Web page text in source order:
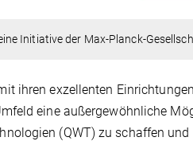
Initiative der Max-Planck-
ihren exzellenten
eine außergewöhnliche
(QWT) zu schaffen